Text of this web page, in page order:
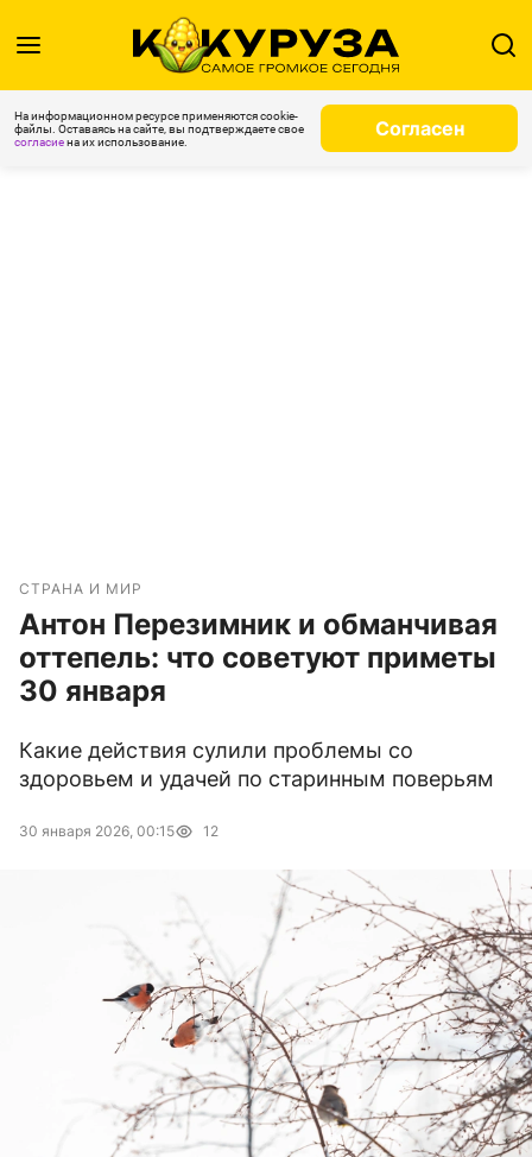
На информационном ресурсе применяются cookie-
файлы. Оставаясь на сайте, вы подтверждаете свое
согласиена их использование.
Согласен
СТРАНА И МИР
Антон Перезимник и обманчивая
оттепель: что советуют приметы
30 января
Какие действия сулили проблемы со
здоровьем и удачей по старинным поверьям
30 января 2026, 00:15 12